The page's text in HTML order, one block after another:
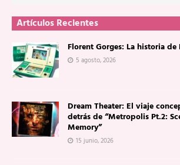
Artículos Recientes
Florent Gorges: La historia
5 agosto, 2026
Dream Theater: El viaje
detrás de “Metropolis Pt.2:
Memory”
15 junio, 2026